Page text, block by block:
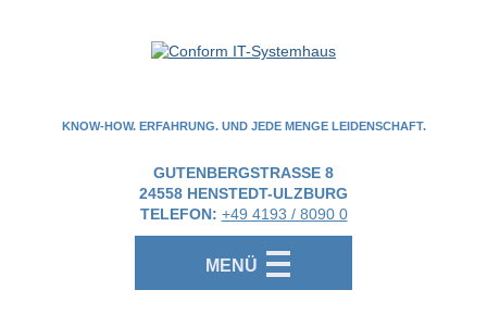
KNOW-HOW. ERFAHRUNG. UND JEDE MENGE LEIDENSCHAFT.
GUTENBERGSTRASSE 8
24558 HENSTEDT-ULZBURG
TELEFON: +49 4193 / 8090 0
MENÜ